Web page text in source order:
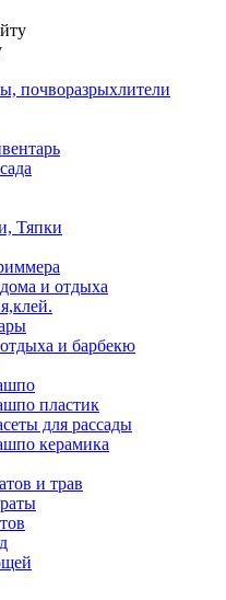
почворазрыхлители
Тяпки
и отдыха
и барбекю
пластик
для рассады
керамика
и трав